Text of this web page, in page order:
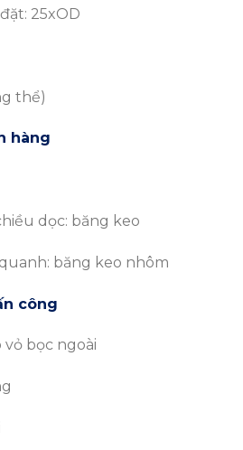
25xOD
thể)
hàng
dọc: băng keo
băng keo nhôm
công
vỏ bọc ngoài